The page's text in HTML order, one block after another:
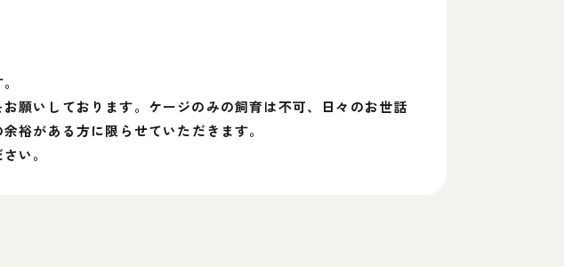
願いしております。ケージのみの飼育は不可、日々のお世話
裕がある方に限らせていただきます。
い。